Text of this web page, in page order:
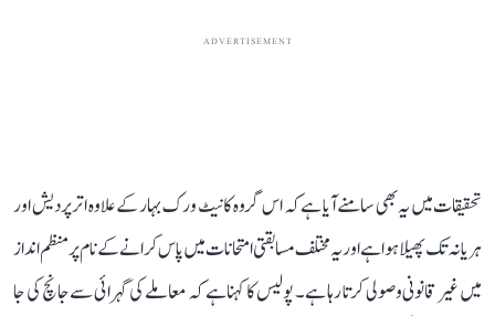
ADVERTISEMENT
تحقیقات میں یہ بھی سامنے آیا ہے کہ اس گروہ کا نیٹ ورک بہار کے علاوہ اتر پردیش اور
ہریانہ تک پھیلا ہوا ہے اور یہ مختلف مسابقتی امتحانات میں پاس کرانے کے نام پر منظم انداز
میں غیر قانونی وصولی کرتا رہا ہے۔ پولیس کا کہنا ہے کہ معاملے کی گہرائی سے جانچ کی جا